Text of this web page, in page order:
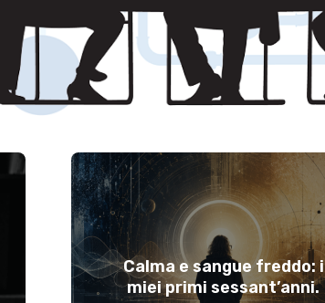
Calma e sangue freddo: i
miei primi sessant’anni.